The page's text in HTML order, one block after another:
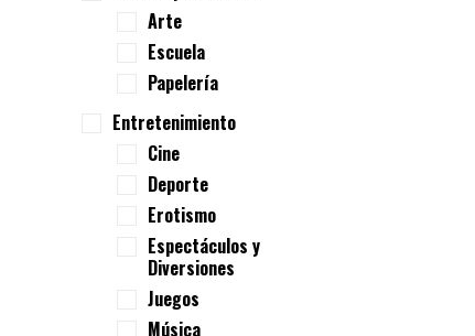
Arte
Escuela
Papelería
Entretenimiento
Cine
Deporte
Erotismo
Espectáculos y
Diversiones
Juegos
Música